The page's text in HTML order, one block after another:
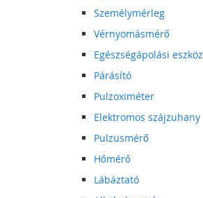
Személymérleg
Vérnyomásmérő
Egészségápolási eszköz
Párásító
Pulzoximéter
Elektromos szájzuhany
Pulzusmérő
Hőmérő
Lábáztató